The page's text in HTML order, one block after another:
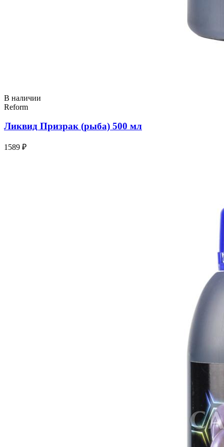
В наличии
Reform
Ликвид Призрак (рыба) 500 мл
1589 ₽